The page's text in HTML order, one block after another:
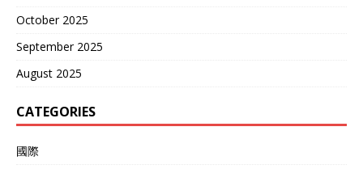
October 2025
September 2025
August 2025
CATEGORIES
國際